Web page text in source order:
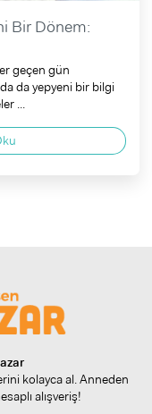
Bir Dönem:
geçen gün
da yepyeni bir bilgi
...
kolayca al. Anneden
alışveriş!